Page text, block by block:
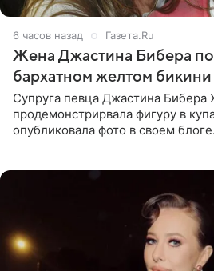
6 часов назад Газета.Ru
Жена Джастина Бибера
бархатном желтом бикини
Супруга певца Джастина Бибера
продемонстрирвала фигуру в
опубликовала фото в своем